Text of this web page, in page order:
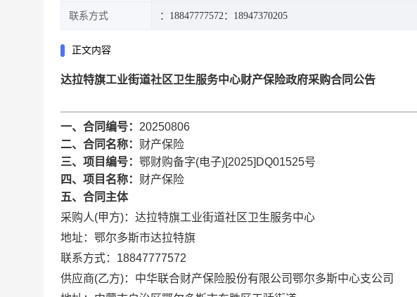
联系方式 ：18847777572：18947370205
正文内容
达拉特旗工业街道社区卫生服务中心财产保险政府采购合同公告
一、合同编号： 20250806
二、合同名称： 财产保险
三、项目编号： 鄂财购备字(电子)[2025]DQ01525号
四、项目名称： 财产保险
五、合同主体
采购人(甲方)：达拉特旗工业街道社区卫生服务中心
地址：鄂尔多斯市达拉特旗
联系方式：18847777572
供应商(乙方)：中华联合财产保险股份有限公司鄂尔多斯中心支公司